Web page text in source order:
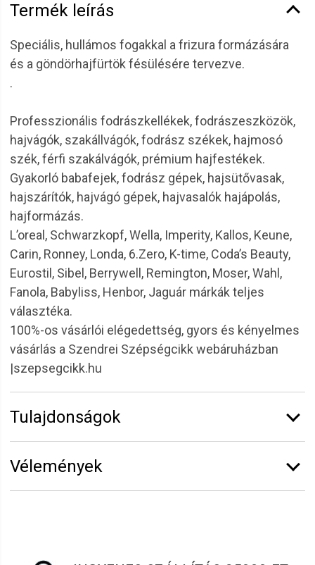
Termék leírás
Speciális, hullámos fogakkal a frizura formázására
és a göndörhajfürtök fésülésére tervezve.
.
Professzionális fodrászkellékek, fodrászeszközök,
hajvágók, szakállvágók, fodrász székek, hajmosó
szék, férfi szakálvágók, prémium hajfestékek.
Gyakorló babafejek, fodrász gépek, hajsütővasak,
hajszárítók, hajvágó gépek, hajvasalók hajápolás,
hajformázás.
L’oreal, Schwarzkopf, Wella, Imperity, Kallos, Keune,
Carin, Ronney, Londa, 6.Zero, K-time, Coda’s Beauty,
Eurostil, Sibel, Berrywell, Remington, Moser, Wahl,
Fanola, Babyliss, Henbor, Jaguár márkák teljes
választéka.
100%-os vásárlói elégedettség, gyors és kényelmes
vásárlás a Szendrei Szépségcikk webáruházban
|szepsegcikk.hu
Tulajdonságok
Hosszúság:
Vélemények